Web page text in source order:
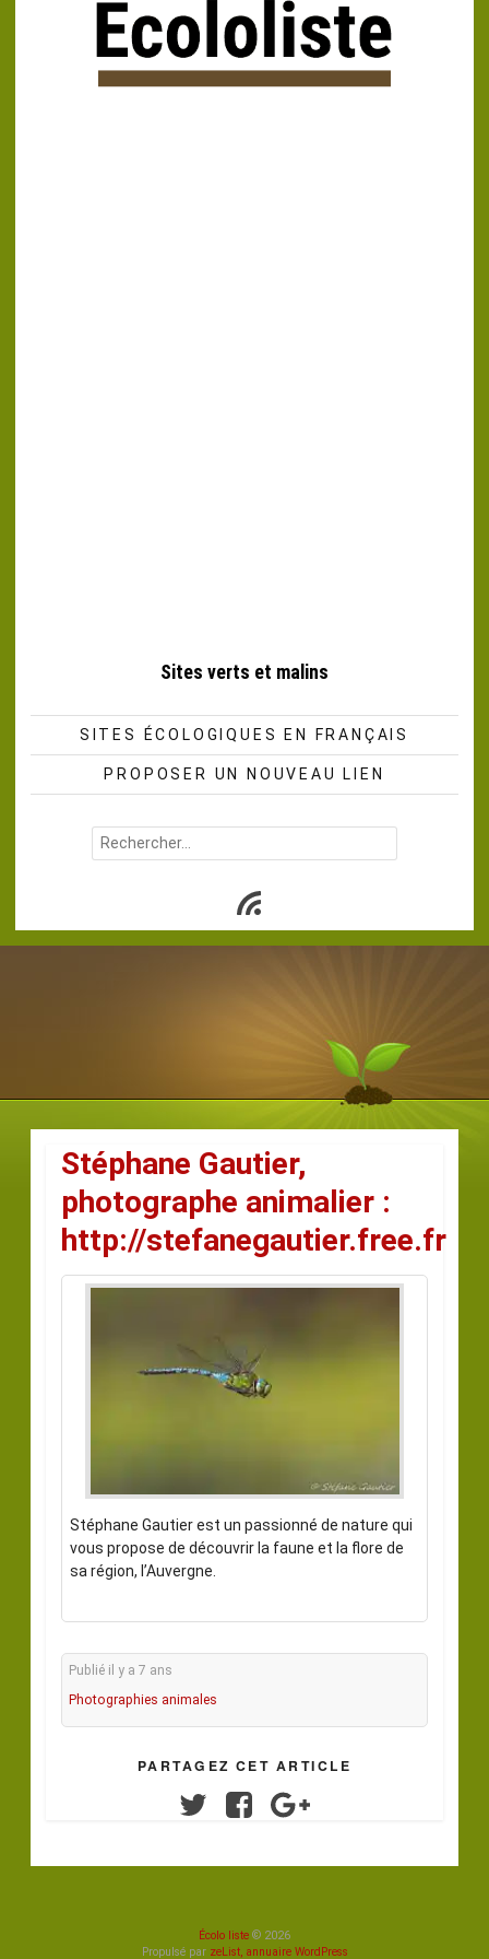
Sites verts et malins
SITES ÉCOLOGIQUES EN FRANÇAIS
PROPOSER UN NOUVEAU LIEN
Rechercher :
Subscribe
Stéphane Gautier,
photographe animalier :
http://stefanegautier.free.fr
Stéphane Gautier est un passionné de nature qui
vous propose de découvrir la faune et la flore de
sa région, l’Auvergne.
Publié il y a 7 ans
Photographies animales
PARTAGEZ CET ARTICLE
Twitter Facebook
Écolo liste © 2026
Propulsé par zeList, annuaire WordPress